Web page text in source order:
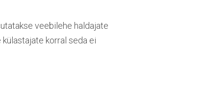
veebilehe haldajate
korral seda ei